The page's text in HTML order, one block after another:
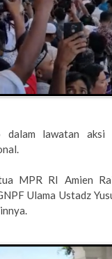
dalam lawatan aksi
MPR RI Amien
Ulama Ustadz